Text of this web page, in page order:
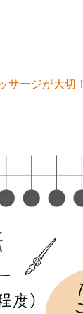
サージが大切！